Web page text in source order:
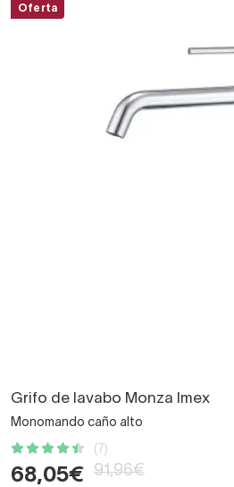
Oferta
Grifo de lavabo Monza Imex
Monomando caño alto
(7)
68,05€ 91,96€